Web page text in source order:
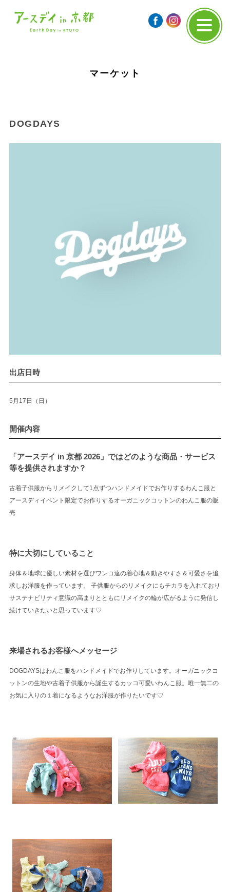
マーケット
DOGDAYS
出店日時
5月17日（日）
開催内容
「アースデイ in 京都 2026」ではどのような商品・サービス
等を提供されますか？
古着子供服からリメイクして1点ずつハンドメイドでお作りするわんこ服と
アースディイベント限定でお作りするオーガニックコットンのわんこ服の販
売
特に大切にしていること
身体＆地球に優しい素材を選びワンコ達の着心地＆動きやすさ＆可愛さを追
求しお洋服を作っています。 子供服からのリメイクにもチカラを入れており
サステナビリティ意識の高まりとともにリメイクの輪が広がるように発信し
続けていきたいと思っています♡
来場されるお客様へメッセージ
DOGDAYSはわんこ服をハンドメイドでお作りしています。オーガニックコ
ットンの生地や古着子供服から誕生するカッコ可愛いわんこ服。唯一無二の
お気に入りの１着になるようなお洋服が作りたいです♡